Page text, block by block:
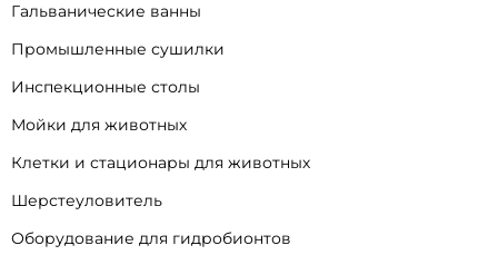
Гальванические ванны
Промышленные сушилки
Инспекционные столы
Мойки для животных
Клетки и стационары для животных
Шерстеуловитель
Оборудование для гидробионтов